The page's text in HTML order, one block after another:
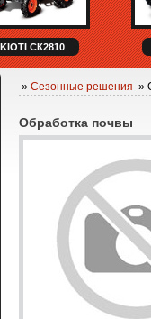
KIOTI СК2810
» Сезонные решения »
Обработка почвы